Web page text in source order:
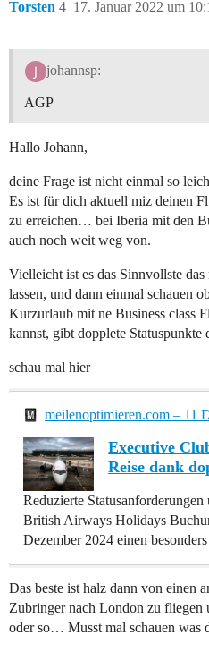
Torsten 17. Januar 2022 um
4
johannsp:
AGP
Hallo Johann,
deine Frage ist nicht einmal so
Es ist für dich aktuell miz deinen
zu erreichen… bei Iberia mit den
auch noch weit weg von.
Vielleicht ist es das Sinnvollste
lassen, und dann einmal schauen
Kurzurlaub mit ne Business class
kannst, gibt dopplete Statuspunkte
schau mal hier
meilenoptimieren.com – 11
Executive
Reise dank
Reduzierte
British Airways Holidays
Dezember 2024 einen
Das beste ist halz dann von einen
Zubringer nach London zu fliegen
oder so… Musst mal schauen was